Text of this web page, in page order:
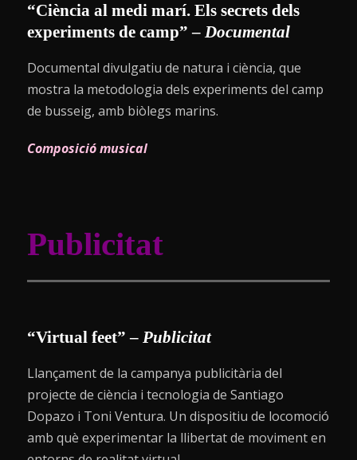
“Ciència al medi marí. Els secrets dels
experiments de camp” – Documental
Documental divulgatiu de natura i ciència, que
mostra la metodologia dels experiments del camp
de busseig, amb biòlegs marins.
Composició musical
Publicitat
“Virtual feet” – Publicitat
Llançament de la campanya publicitària del
projecte de ciència i tecnologia de Santiago
Dopazo i Toni Ventura. Un dispositiu de locomoció
amb què experimentar la llibertat de moviment en